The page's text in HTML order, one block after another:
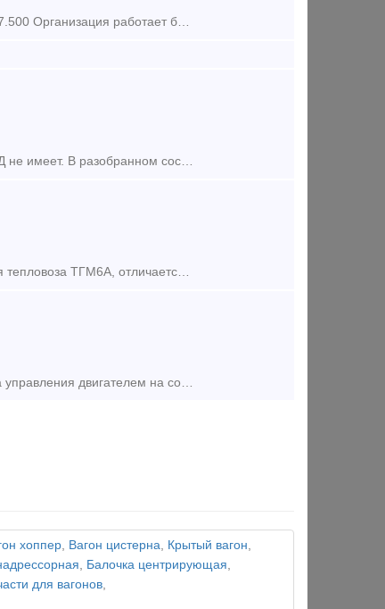
Предлагаем Вам приобрести: - Гидромуфта привода вентилятора ТГ23.10.57.500 Организация работает без НДС (на УСН). Отправка в любой город России транспортной компанией. Ждем ваших з
Тепловоз ТЭМ-2 № 8598, 1986 г.в. Продления нет. Права выезда на пути РЖД не имеет. В разобранном состоянии находится на территории Уфимского тепловозоремонтного завода. Продается с аукциона по
Тепловоз ТГМ-12. Тепловоз ТГМ12 - это усовершенствованная модификация тепловоза ТГМ6А, отличается от него улучшенной компоновкой агрегатов, применением без режимной двухтрансформаторной ги
• Новейший синхронный двигатель на постоянных магнитах; • Новая система управления двигателем на современных программируемых контролерах; • Литий-ионный батарейный ящик суммарной энергое
хоппер, Вагон цистерна, Крытый вагон,
, Балочка центрирующая,
для вагонов,